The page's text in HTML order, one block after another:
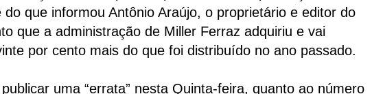
que informou Antônio Araújo, o proprietário e editor do
que a administração de Miller Ferraz adquiriu e vai
por cento mais do que foi distribuído no ano passado.
uma “errata” nesta Quinta-feira, quanto ao número